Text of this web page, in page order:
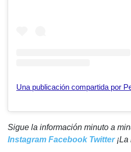
Sigue la información minuto a
Instagram Facebook Twitter¡La